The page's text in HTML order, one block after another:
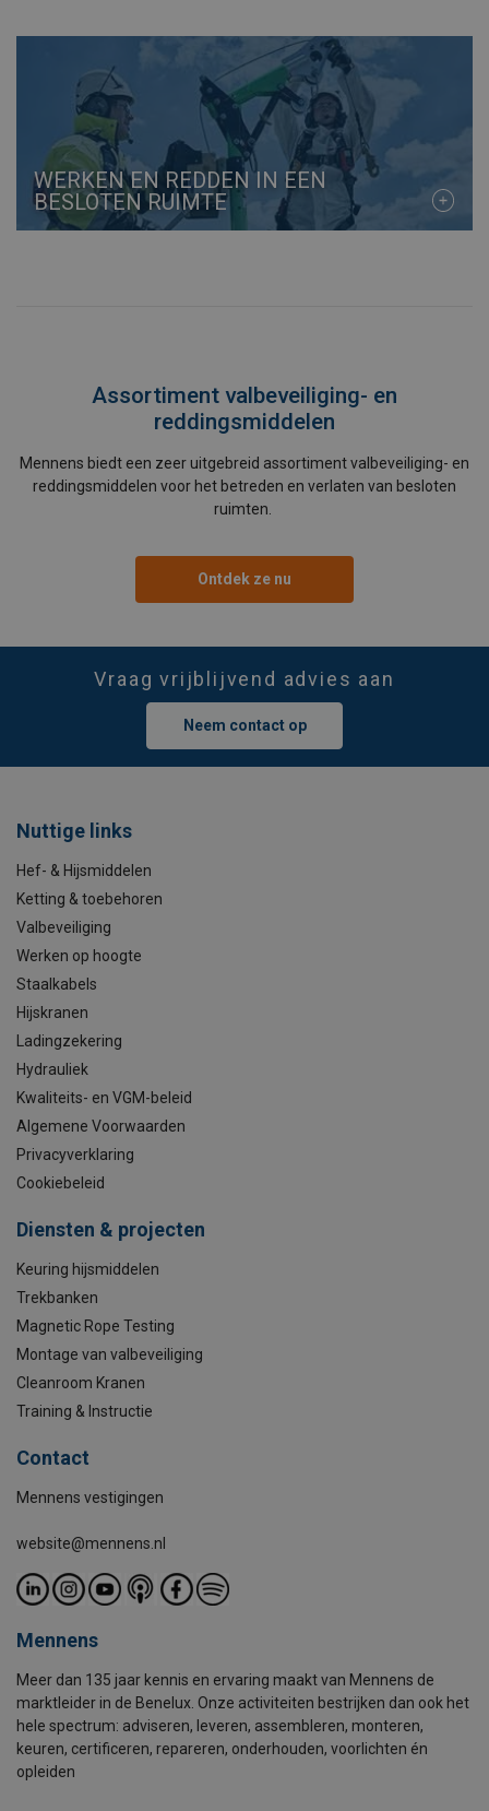
WERKEN EN REDDEN IN EEN
BESLOTEN RUIMTE
Assortiment valbeveiliging- en
reddingsmiddelen
Mennens biedt een zeer uitgebreid assortiment valbeveiliging- en
reddingsmiddelen voor het betreden en verlaten van besloten
ruimten.
Ontdek ze nu
Vraag vrijblijvend advies aan
Neem contact op
Nuttige links
Hef- & Hijsmiddelen
Ketting & toebehoren
Valbeveiliging
Werken op hoogte
Staalkabels
Hijskranen
Ladingzekering
Hydrauliek
Kwaliteits- en VGM-beleid
Algemene Voorwaarden
Privacyverklaring
Cookiebeleid
Diensten & projecten
Keuring hijsmiddelen
Trekbanken
Magnetic Rope Testing
Montage van valbeveiliging
Cleanroom Kranen
Training & Instructie
Contact
Mennens vestigingen
website@mennens.nl
Mennens
Meer dan 135 jaar kennis en ervaring maakt van Mennens de
marktleider in de Benelux. Onze activiteiten bestrijken dan ook het
hele spectrum: adviseren, leveren, assembleren, monteren,
keuren, certificeren, repareren, onderhouden, voorlichten én
opleiden